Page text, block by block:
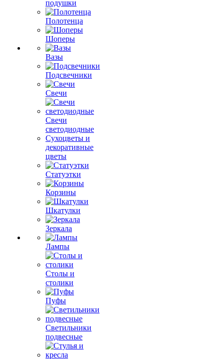
подушки
Полотенца
Шоперы
Вазы
Подсвечники
Свечи
Свечи
светодиодные
Сухоцветы и
декоративные
цветы
Статуэтки
Корзины
Шкатулки
Зеркала
Лампы
Столы и
столики
Пуфы
Светильники
подвесные